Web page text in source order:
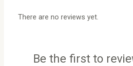
There are no reviews yet.
Be the first to